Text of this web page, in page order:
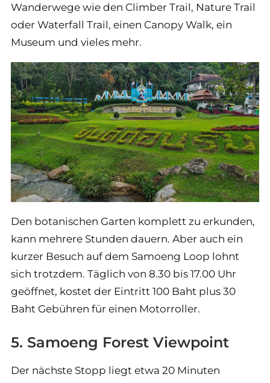
Wanderwege wie den Climber Trail, Nature Trail
oder Waterfall Trail, einen Canopy Walk, ein
Museum und vieles mehr.
Den botanischen Garten komplett zu erkunden,
kann mehrere Stunden dauern. Aber auch ein
kurzer Besuch auf dem Samoeng Loop lohnt
sich trotzdem. Täglich von 8.30 bis 17.00 Uhr
geöffnet, kostet der Eintritt 100 Baht plus 30
Baht Gebühren für einen Motorroller.
5. Samoeng Forest Viewpoint
Der nächste Stopp liegt etwa 20 Minuten